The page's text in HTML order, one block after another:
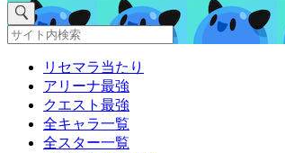
リセマラ当たり
アリーナ最強
クエスト最強
全キャラ一覧
全スター一覧